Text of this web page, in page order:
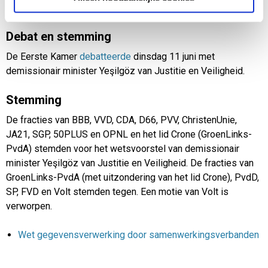
Debat en stemming
De Eerste Kamer debatteerde dinsdag 11 juni met
demissionair minister Yeşilgöz van Justitie en Veiligheid.
Stemming
De fracties van BBB, VVD, CDA, D66, PVV, ChristenUnie,
JA21, SGP, 50PLUS en OPNL en het lid Crone (GroenLinks-
PvdA) stemden voor het wetsvoorstel van demissionair
minister Yeşilgöz van Justitie en Veiligheid. De fracties van
GroenLinks-PvdA (met uitzondering van het lid Crone), PvdD,
SP, FVD en Volt stemden tegen. Een motie van Volt is
verworpen.
Wet gegevensverwerking door samenwerkingsverbanden